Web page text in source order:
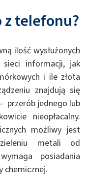
z telefonu?
ilość wysłużonych
informacji, jak
i ile złota
znajdują się
przerób jednego lub
nieopłacalny.
możliwy jest
metali od
posiadania
chemicznej.